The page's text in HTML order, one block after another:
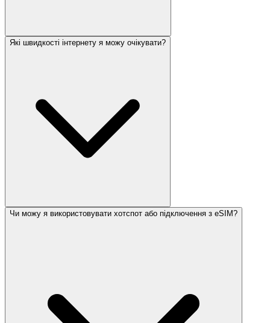
Які швидкості інтернету я можу очікувати?
Чи можу я використовувати хотспот або підключення з eSIM?